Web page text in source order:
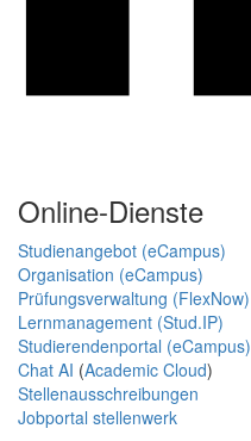
Online-Dienste
Studienangebot (eCampus)
Organisation (eCampus)
Prüfungsverwaltung (FlexNow)
Lernmanagement (Stud.IP)
Studierendenportal (eCampus)
Chat AI (Academic Cloud)
Stellenausschreibungen
Jobportal stellenwerk